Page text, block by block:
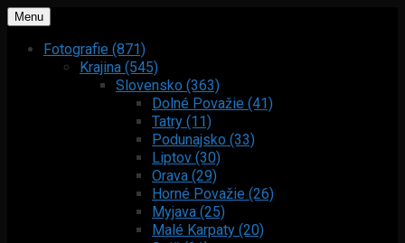
Menu
Fotografie (871)
Krajina (545)
Slovensko (363)
Dolné Považie (41)
Tatry (11)
Podunajsko (33)
Liptov (30)
Orava (29)
Horné Považie (26)
Myjava (25)
Malé Karpaty (20)